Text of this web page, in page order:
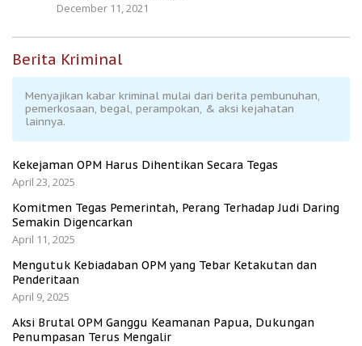
December 11, 2021
Berita Kriminal
Menyajikan kabar kriminal mulai dari berita pembunuhan,
pemerkosaan, begal, perampokan, & aksi kejahatan
lainnya.
Kekejaman OPM Harus Dihentikan Secara Tegas
April 23, 2025
Komitmen Tegas Pemerintah, Perang Terhadap Judi Daring
Semakin Digencarkan
April 11, 2025
Mengutuk Kebiadaban OPM yang Tebar Ketakutan dan
Penderitaan
April 9, 2025
Aksi Brutal OPM Ganggu Keamanan Papua, Dukungan
Penumpasan Terus Mengalir